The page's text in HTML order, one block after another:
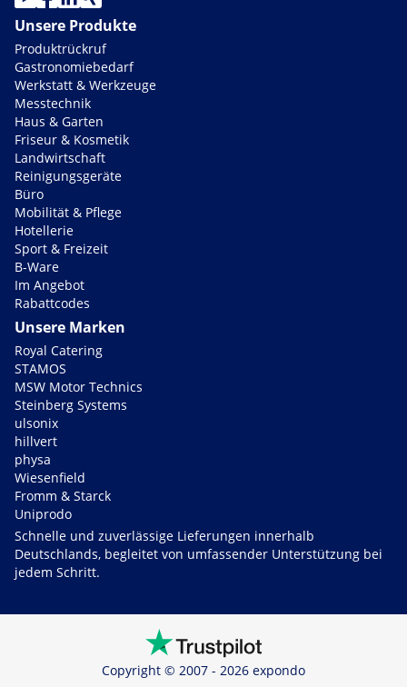
Unsere Produkte
Produktrückruf
Gastronomiebedarf
Werkstatt & Werkzeuge
Messtechnik
Haus & Garten
Friseur & Kosmetik
Landwirtschaft
Reinigungsgeräte
Büro
Mobilität & Pflege
Hotellerie
Sport & Freizeit
B-Ware
Im Angebot
Rabattcodes
Unsere Marken
Royal Catering
STAMOS
MSW Motor Technics
Steinberg Systems
ulsonix
hillvert
physa
Wiesenfield
Fromm & Starck
Uniprodo
Schnelle und zuverlässige Lieferungen innerhalb
Deutschlands, begleitet von umfassender Unterstützung bei
jedem Schritt.
Copyright © 2007 - 2026 expondo